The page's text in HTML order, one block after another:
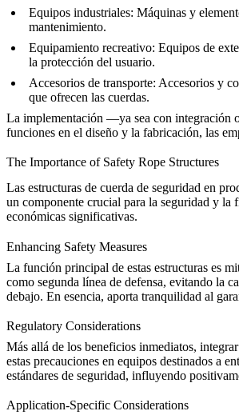
Equipos industriales: Máquinas y
mantenimiento.
Equipamiento recreativo: Equipos de
la protección del usuario.
Accesorios de transporte: Accesorios y
que ofrecen las cuerdas.
La implementación —ya sea con integración
funciones en el diseño y la fabricación, las
The Importance of Safety Rope Structures
Las estructuras de cuerda de seguridad en
un componente crucial para la seguridad y la
económicas significativas.
Enhancing Safety Measures
La función principal de estas estructuras es
como segunda línea de defensa, evitando la
debajo. En esencia, aporta tranquilidad al
Regulatory Considerations
Más allá de los beneficios inmediatos,
estas precauciones en equipos destinados a
estándares de seguridad, influyendo
Application-Specific Considerations